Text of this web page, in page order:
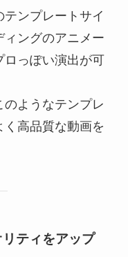
ンプレートサイ
ィングのアニメー
ロっぽい演出が可
ようなテンプレ
高品質な動画を
ティをアップ